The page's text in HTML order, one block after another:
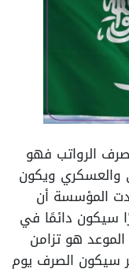
الرواتب فهو
والعسكري ويكون
المؤسسة أن
سيكون دائمًا في
هو تزامن
سيكون الصرف يوم